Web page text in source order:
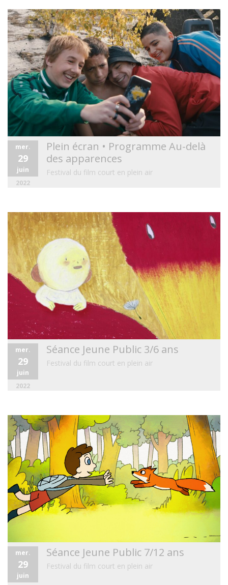
mer.
29
juin
2022
Plein écran • Programme Au-delà
des apparences
Festival du film court en plein air
mer.
29
juin
2022
Séance Jeune Public 3/6 ans
Festival du film court en plein air
mer.
29
juin
Séance Jeune Public 7/12 ans
Festival du film court en plein air